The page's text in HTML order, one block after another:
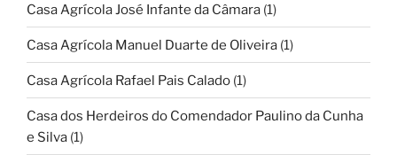
Casa Agrícola José Infante da Câmara (1)
Casa Agrícola Manuel Duarte de Oliveira (1)
Casa Agrícola Rafael Pais Calado (1)
Casa dos Herdeiros do Comendador Paulino da Cunha
e Silva (1)